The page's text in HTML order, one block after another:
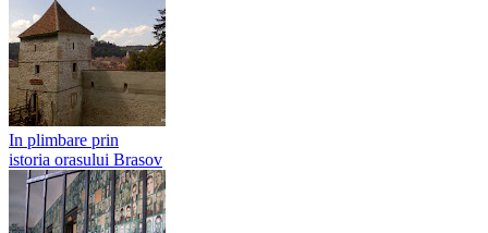
In plimbare prin
istoria orasului Brasov